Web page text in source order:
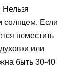
Нельзя
солнцем. Если
поместить
или
быть 30-40